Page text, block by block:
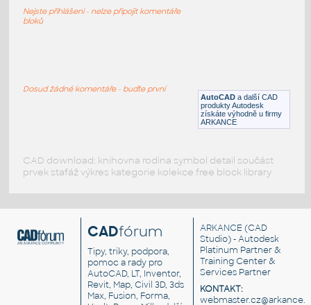
valve flanged ANSI 150 lb
AutoCAD a další CAD
produkty Autodesk
získáte výhodně u firmy
ARKANCE
Nejste přihlášeni - nelze připojit komentáře
bloků
Dosud žádné komentáře - buďte první
CAD download: knihovna rodina symbol detail součást
prvek stafáž výkres kategorie kolekce free block library
CADfórum
Tipy, triky, podpora,
pomoc a rady pro
AutoCAD, LT, Inventor,
Revit, Map, Civil 3D, 3ds
Max, Fusion, Forma,
ARKANCE (CAD
Studio) - Autodesk
Platinum Partner &
Training Center &
Services Partner
KONTAKT: